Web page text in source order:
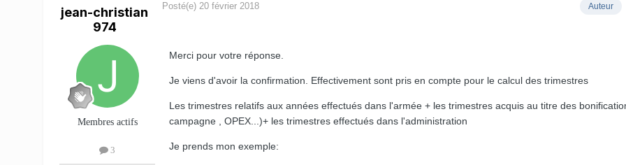
jean-christian
974
Membres actifs
3
Auteur
Posté(e) 20 février 2018
Merci pour votre réponse.
Je viens d'avoir la confirmation. Effectivement sont pris en compte pour le calcul des trimestres
Les trimestres relatifs aux années effectués dans l'armée + les trimestres acquis au titre des
campagne , OPEX...)+ les trimestres effectués dans l'administration
Je prends mon exemple: